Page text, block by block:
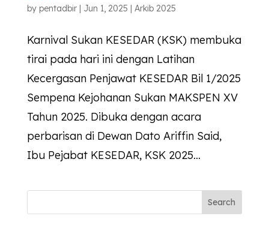
by pentadbir| Jun 1, 2025 | Arkib 2025
Karnival Sukan KESEDAR (KSK) membuka
tirai pada hari ini dengan Latihan
Kecergasan Penjawat KESEDAR Bil 1/2025
Sempena Kejohanan Sukan MAKSPEN XV
Tahun 2025. Dibuka dengan acara
perbarisan di Dewan Dato Ariffin Said,
Ibu Pejabat KESEDAR, KSK 2025...
Search